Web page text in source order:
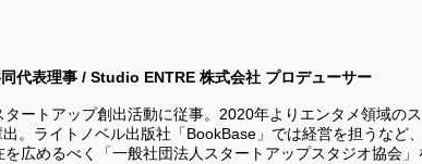
代表理事 / Studio ENTRE 株式会社 プロデューサー
ートアップ創出活動に従事。2020年よりエンタメ領域の
。ライトノベル出版社「BookBase」では経営を担うなど
広めるべく「一般社団法人スタートアップスタジオ協会」